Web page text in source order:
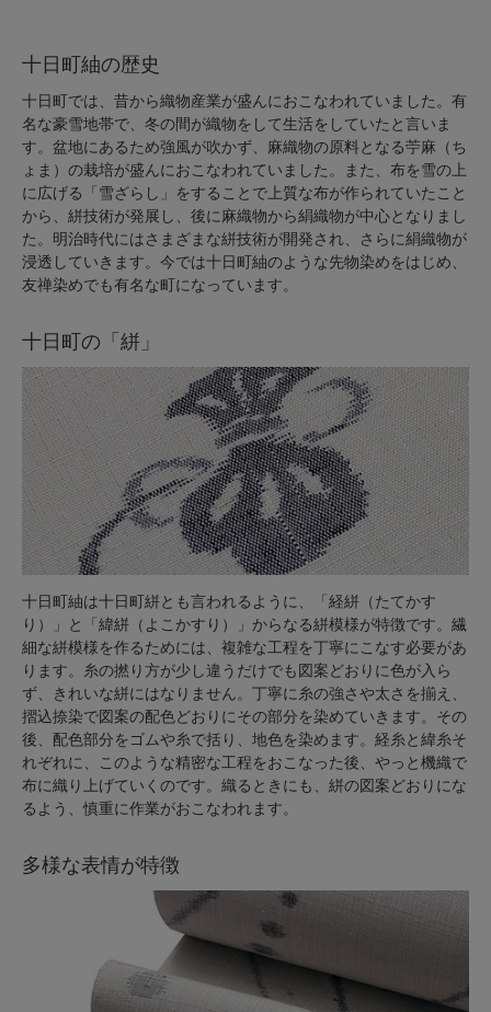
十日町紬の歴史
十日町では、昔から織物産業が盛んにおこなわれていました。有
名な豪雪地帯で、冬の間が織物をして生活をしていたと言いま
す。盆地にあるため強風が吹かず、麻織物の原料となる苧麻（ち
ょま）の栽培が盛んにおこなわれていました。また、布を雪の上
に広げる「雪ざらし」をすることで上質な布が作られていたこと
から、絣技術が発展し、後に麻織物から絹織物が中心となりまし
た。明治時代にはさまざまな絣技術が開発され、さらに絹織物が
浸透していきます。今では十日町紬のような先物染めをはじめ、
友禅染めでも有名な町になっています。
十日町の「絣」
十日町紬は十日町絣とも言われるように、「経絣（たてかす
り）」と「緯絣（よこかすり）」からなる絣模様が特徴です。繊
細な絣模様を作るためには、複雑な工程を丁寧にこなす必要があ
ります。糸の撚り方が少し違うだけでも図案どおりに色が入ら
ず、きれいな絣にはなりません。丁寧に糸の強さや太さを揃え、
摺込捺染で図案の配色どおりにその部分を染めていきます。その
後、配色部分をゴムや糸で括り、地色を染めます。経糸と緯糸そ
れぞれに、このような精密な工程をおこなった後、やっと機織で
布に織り上げていくのです。織るときにも、絣の図案どおりにな
るよう、慎重に作業がおこなわれます。
多様な表情が特徴